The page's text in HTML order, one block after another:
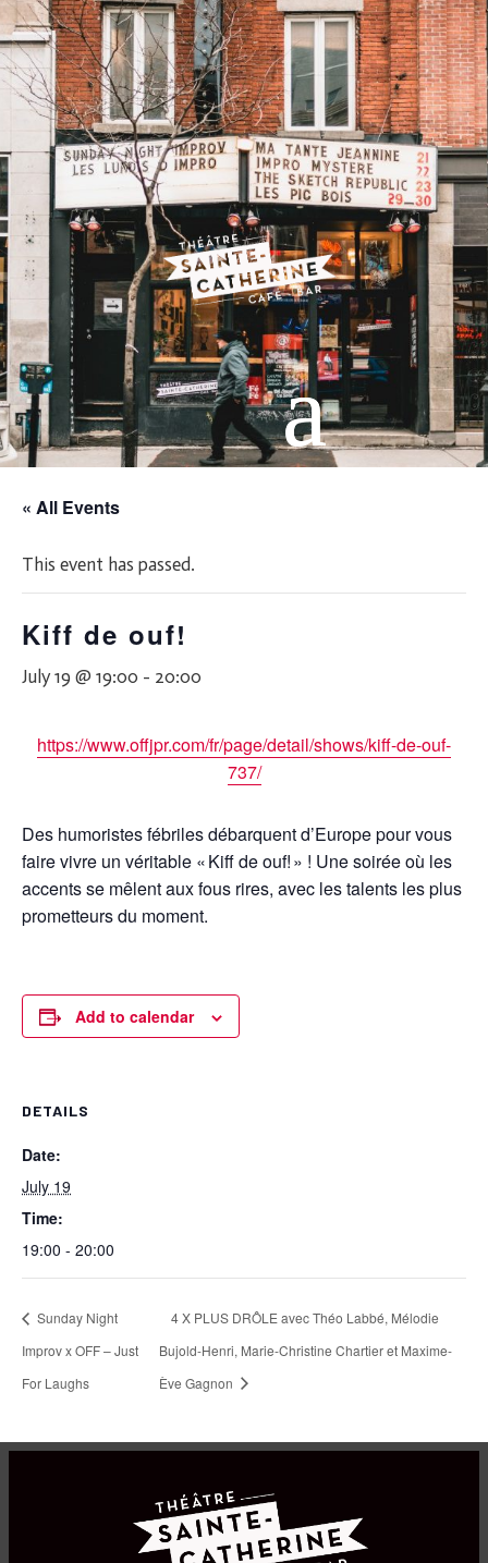
« All Events
This event has passed.
Kiff de ouf!
July 19 @ 19:00 - 20:00
https://www.offjpr.com/fr/page/detail/shows/kiff-de-ouf-
737/
Des humoristes fébriles débarquent d’Europe pour vous
faire vivre un véritable « Kiff de ouf! » ! Une soirée où les
accents se mêlent aux fous rires, avec les talents les plus
prometteurs du moment.
Add to calendar
DETAILS
Date:
July 19
Time:
19:00 - 20:00
Sunday Night
Improv x OFF – Just
For Laughs
4 X PLUS DRÔLE avec Théo Labbé, Mélodie
Bujold-Henri, Marie-Christine Chartier et Maxime-
Ève Gagnon